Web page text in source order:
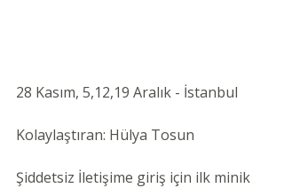
28 Kasım, 5,12,19 Aralık - İstanbul
Kolaylaştıran: Hülya Tosun
Şiddetsiz İletişime giriş için ilk minik